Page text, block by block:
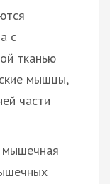
с
тканью
мышцы,
части
мышечная